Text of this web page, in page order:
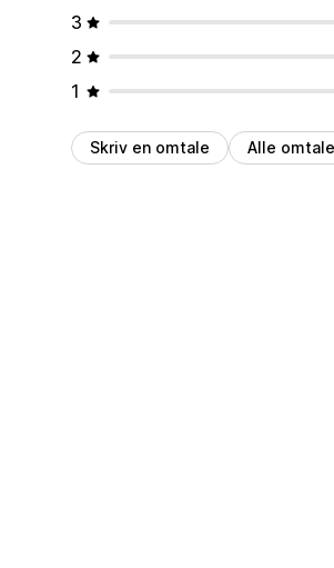
3
2
1
Skriv en omtale Alle